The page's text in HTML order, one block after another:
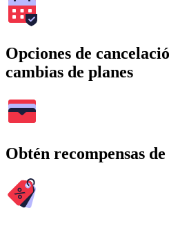
Opciones de
cambias de planes
Obtén recompensas